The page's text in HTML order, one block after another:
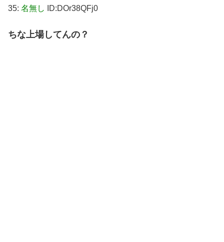
35: 名無し ID:DOr38QFj0
ちな上場してんの？